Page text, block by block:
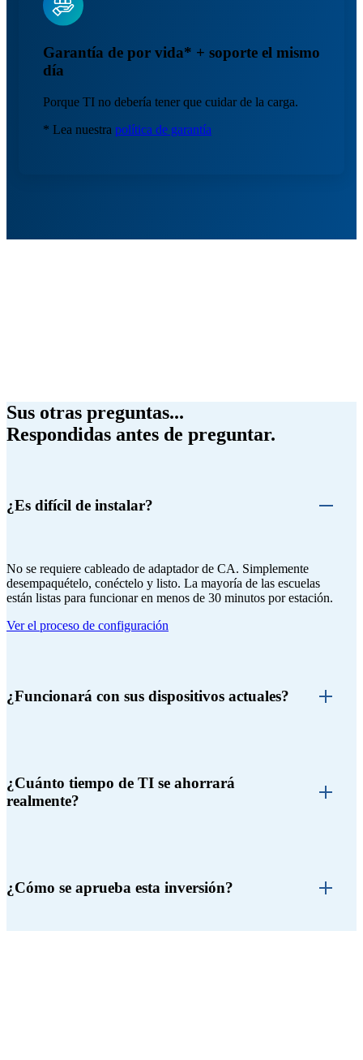
Garantía de por vida* + soporte el mismo
día
Porque TI no debería tener que cuidar de la carga.
* Lea nuestra política de garantía
Sus otras preguntas...
Respondidas antes de preguntar.
¿Es difícil de instalar?
No se requiere cableado de adaptador de CA. Simplemente
desempaquételo, conéctelo y listo. La mayoría de las escuelas
están listas para funcionar en menos de 30 minutos por estación.
Ver el proceso de configuración
¿Funcionará con sus dispositivos actuales?
¿Cuánto tiempo de TI se ahorrará
realmente?
¿Cómo se aprueba esta inversión?